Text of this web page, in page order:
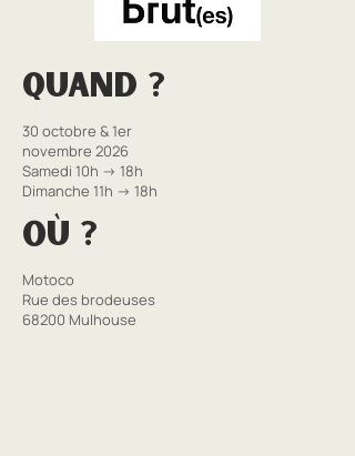
Quand ?
30 octobre & 1er
novembre 2026
Samedi 10h → 18h
Dimanche 11h → 18h
Où ?
Motoco
Rue des brodeuses
68200 Mulhouse